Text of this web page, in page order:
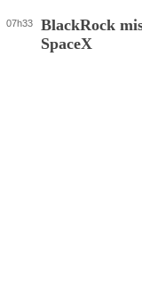
07h33
BlackRock
SpaceX